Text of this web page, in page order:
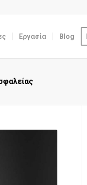
Εργασία Blog